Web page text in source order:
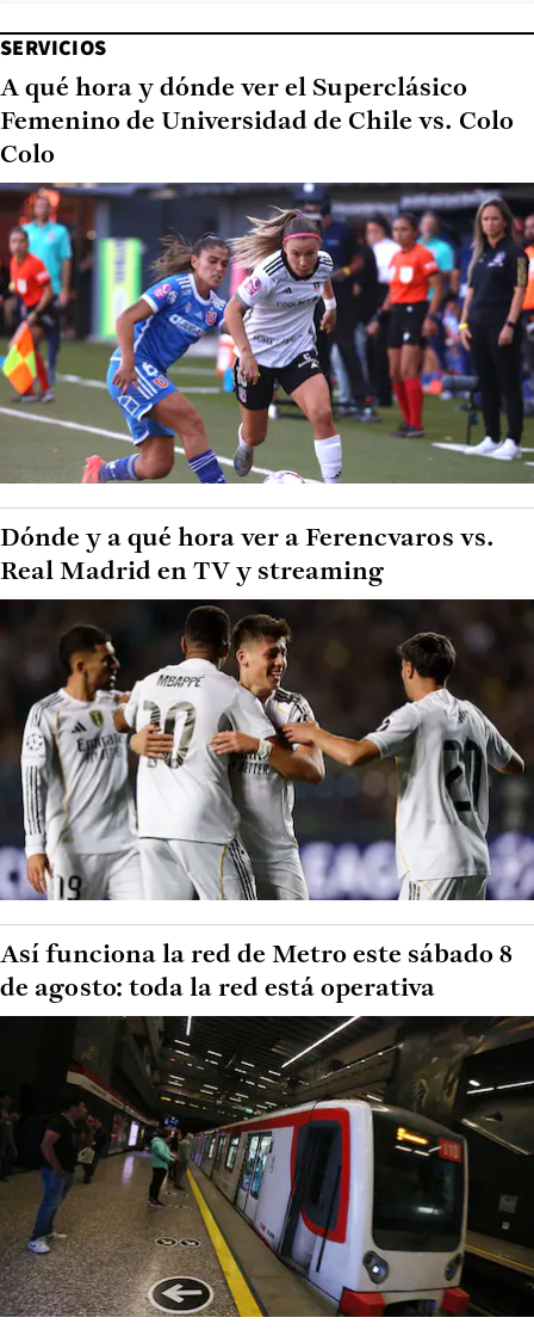
SERVICIOS
A qué hora y dónde ver el Superclásico
Femenino de Universidad de Chile vs. Colo
Colo
Dónde y a qué hora ver a Ferencvaros vs.
Real Madrid en TV y streaming
Así funciona la red de Metro este sábado 8
de agosto: toda la red está operativa